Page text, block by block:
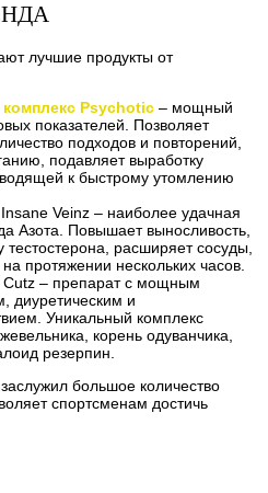
лучшие продукты от
Psychotic – мощный
показателей. Позволяет
подходов и повторений,
подавляет выработку
к быстрому утомлению
Veinz – наиболее удачная
Азота. Повышает выносливость,
тестостерона, расширяет сосуды,
протяжении нескольких часов.
Cutz – препарат с мощным
диуретическим и
Уникальный комплекс
корень одуванчика,
резерпин.
большое количество
спортсменам достичь